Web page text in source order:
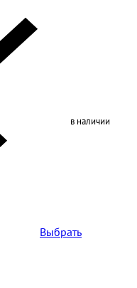
в наличии
Выбрать